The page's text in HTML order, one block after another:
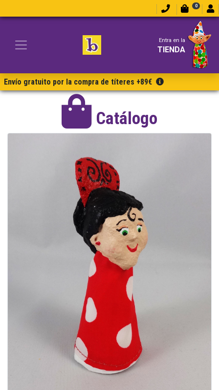
0
Entra en la
TIENDA
Envío gratuito por la compra de títeres +89€
Catálogo